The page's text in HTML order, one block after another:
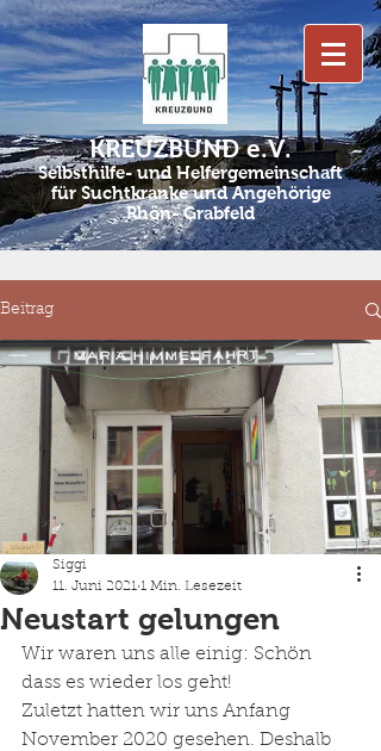
KREUZBUND e.V.
Selbsthilfe- und Helfergemeinschaft
für Suchtkranke und Angehörige
Rhön- Grabfeld
Beitrag
Neustart gelungen
Siggi
11. Juni 2021 1 Min. Lesezeit
Wir waren uns alle einig: Schön
dass es wieder los geht!
Zuletzt hatten wir uns Anfang
November 2020 gesehen. Deshalb